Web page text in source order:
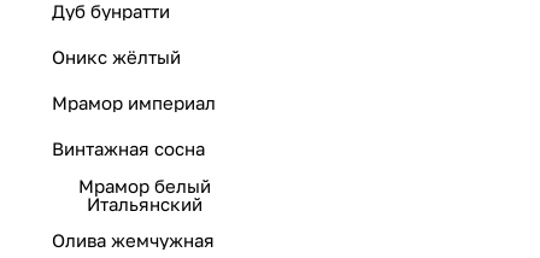
Дуб бунратти
Оникс жёлтый
Мрамор империал
Винтажная сосна
Мрамор белый
Итальянский
Олива жемчужная